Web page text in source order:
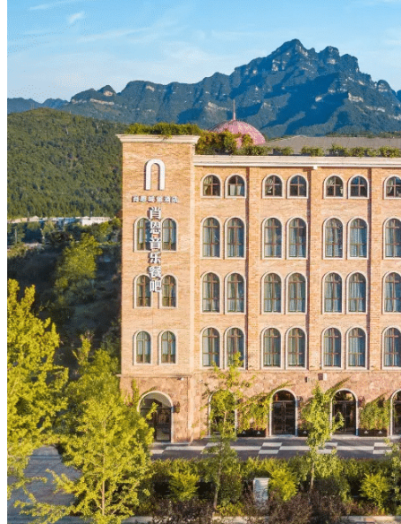
Sichuan 四川
Tibet 西藏
Yunnan 云南
Organisation
Circuits sur mesure
Nos Petits Groupes
Ambiance
Classique et incontournables
Culture & expériences
Nature et grands paysages
Famille et enfants
Trekking et aventure
Luxe et exception
Où et quand partir ?
Printemps
Eté
Automne
Hiver
Infos pratiques
Notre agence
Notre agence en Chine
Réseau Asian Roads
Garanties et engagements Asian Roads
Avis de nos voyageurs
Voyages d’affaires en Chine
Voyage scolaire et culturel en Chine
La Chine & ses secrets
Présentation de la Chine
Cuisines de Chine
Les Minorités Ethniques Chinoises
Fêtes traditionnelles & vacances en Chine